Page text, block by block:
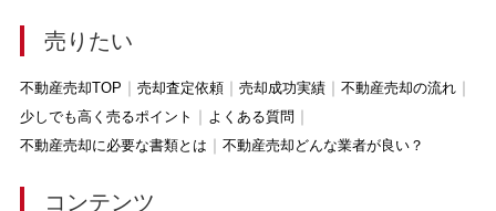
売りたい
不動産売却TOP 売却査定依頼 売却成功実績
不動産売却の流れ
少しでも高く売るポイント
よくある質問
不動産売却に必要な書類とは
不動産売却どんな業者が良い？
コンテンツ